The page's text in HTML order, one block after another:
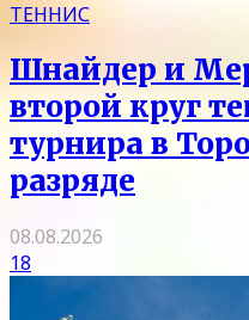
ТЕННИС
Шнайдер и
второй круг
турнира в
разряде
08.08.2026
18